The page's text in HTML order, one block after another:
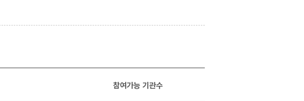
참여가능 기관수